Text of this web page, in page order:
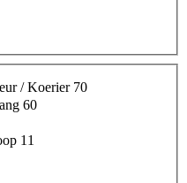
/ Koerier 70
60
11